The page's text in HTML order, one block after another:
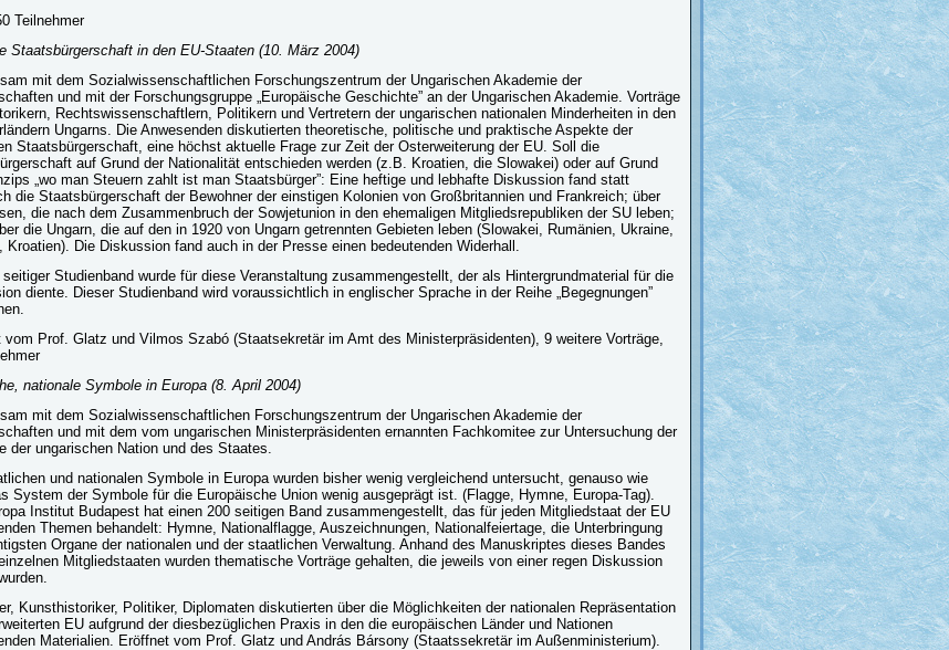
Teilnehmer
Staatsbürgerschaft in den EU-Staaten (10. März 2004)
mit dem Sozialwissenschaftlichen Forschungszentrum der Ungarischen Akademie der
und mit der Forschungsgruppe „Europäische Geschichte” an der Ungarischen Akademie. Vorträge
Rechtswissenschaftlern, Politikern und Vertretern der ungarischen nationalen Minderheiten in den
Ungarns. Die Anwesenden diskutierten theoretische, politische und praktische Aspekte der
Staatsbürgerschaft, eine höchst aktuelle Frage zur Zeit der Osterweiterung der EU. Soll die
auf Grund der Nationalität entschieden werden (z.B. Kroatien, die Slowakei) oder auf Grund
„wo man Steuern zahlt ist man Staatsbürger”: Eine heftige und lebhafte Diskussion fand statt
die Staatsbürgerschaft der Bewohner der einstigen Kolonien von Großbritannien und Frankreich; über
die nach dem Zusammenbruch der Sowjetunion in den ehemaligen Mitgliedsrepubliken der SU leben;
die Ungarn, die auf den in 1920 von Ungarn getrennten Gebieten leben (Slowakei, Rumänien, Ukraine,
Kroatien). Die Diskussion fand auch in der Presse einen bedeutenden Widerhall.
seitiger Studienband wurde für diese Veranstaltung zusammengestellt, der als Hintergrundmaterial für die
diente. Dieser Studienband wird voraussichtlich in englischer Sprache in der Reihe „Begegnungen”
vom Prof. Glatz und Vilmos Szabó (Staatsekretär im Amt des Ministerpräsidenten), 9 weitere Vorträge,
nationale Symbole in Europa (8. April 2004)
mit dem Sozialwissenschaftlichen Forschungszentrum der Ungarischen Akademie der
und mit dem vom ungarischen Ministerpräsidenten ernannten Fachkomitee zur Untersuchung der
der ungarischen Nation und des Staates.
und nationalen Symbole in Europa wurden bisher wenig vergleichend untersucht, genauso wie
System der Symbole für die Europäische Union wenig ausgeprägt ist. (Flagge, Hymne, Europa-Tag).
Institut Budapest hat einen 200 seitigen Band zusammengestellt, das für jeden Mitgliedstaat der EU
Themen behandelt: Hymne, Nationalflagge, Auszeichnungen, Nationalfeiertage, die Unterbringung
Organe der nationalen und der staatlichen Verwaltung. Anhand des Manuskriptes dieses Bandes
Mitgliedstaaten wurden thematische Vorträge gehalten, die jeweils von einer regen Diskussion
Kunsthistoriker, Politiker, Diplomaten diskutierten über die Möglichkeiten der nationalen Repräsentation
EU aufgrund der diesbezüglichen Praxis in den die europäischen Länder und Nationen
Materialien. Eröffnet vom Prof. Glatz und András Bársony (Staatssekretär im Außenministerium).